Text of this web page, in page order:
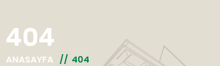
404
ANASAYFA 404